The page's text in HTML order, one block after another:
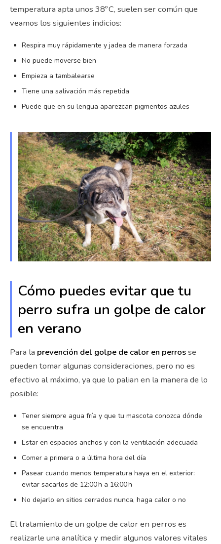
temperatura apta unos 38º C, suelen ser común que
veamos los siguientes indicios:
Respira muy rápidamente y jadea de manera forzada
No puede moverse bien
Empieza a tambalearse
Tiene una salivación más repetida
Puede que en su lengua aparezcan pigmentos azules
Cómo puedes evitar que tu
perro sufra un golpe de calor
en verano
Para la prevención del golpe de calor en perrosse
pueden tomar algunas consideraciones, pero no es
efectivo al máximo, ya que lo palian en la manera de lo
posible:
Tener siempre agua fría y que tu mascota conozca dónde
se encuentra
Estar en espacios anchos y con la ventilación adecuada
Comer a primera o a última hora del día
Pasear cuando menos temperatura haya en el exterior:
evitar sacarlos de 12:00 h a 16:00 h
No dejarlo en sitios cerrados nunca, haga calor o no
El tratamiento de un golpe de calor en perros es
realizarle una analítica y medir algunos valores vitales